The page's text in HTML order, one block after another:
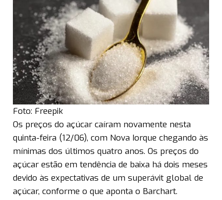
Foto: Freepik
Os preços do açúcar caíram novamente nesta
quinta-feira (12/06), com Nova Iorque chegando às
mínimas dos últimos quatro anos. Os preços do
açúcar estão em tendência de baixa há dois meses
devido às expectativas de um superávit global de
açúcar, conforme o que aponta o Barchart.